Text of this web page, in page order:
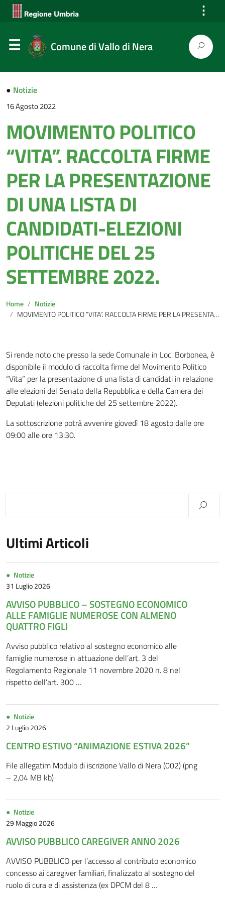
⋮
Comune di Vallo di Nera
● Notizie
16 Agosto 2022
MOVIMENTO POLITICO
“VITA”. RACCOLTA FIRME
PER LA PRESENTAZIONE
DI UNA LISTA DI
CANDIDATI-ELEZIONI
POLITICHE DEL 25
SETTEMBRE 2022.
Home
Notizie
MOVIMENTO POLITICO “VITA”. RACCOLTA FIRME PER LA PRESENTAZIONE DI UNA LISTA DI CANDIDATI-ELEZIONI POLITICHE DEL 25 SETTEMBRE 2022.
Si rende noto che presso la sede Comunale in Loc. Borbonea, è
disponibile il modulo di raccolta firme del Movimento Politico
“Vita” per la presentazione di una lista di candidati in relazione
alle elezioni del Senato della Repubblica e della Camera dei
Deputati (elezioni politiche del 25 settembre 2022).
La sottoscrizione potrà avvenire giovedì 18 agosto dalle ore
09:00 alle ore 13:30.
Ultimi Articoli
Notizie
31 Luglio 2026
AVVISO PUBBLICO – SOSTEGNO ECONOMICO
ALLE FAMIGLIE NUMEROSE CON ALMENO
QUATTRO FIGLI
Avviso pubblico relativo al sostegno economico alle
famiglie numerose in attuazione dell’art. 3 del
Regolamento Regionale 11 novembre 2020 n. 8 nel
rispetto dell’art. 300 …
Notizie
2 Luglio 2026
CENTRO ESTIVO “ANIMAZIONE ESTIVA 2026”
File allegatim Modulo di iscrizione Vallo di Nera (002) (png
– 2,04 MB kb)
Notizie
29 Maggio 2026
AVVISO PUBBLICO CAREGIVER ANNO 2026
AVVISO PUBBLICO per l’accesso al contributo economico
concesso ai caregiver familiari, finalizzato al sostegno del
ruolo di cura e di assistenza (ex DPCM del 8 …